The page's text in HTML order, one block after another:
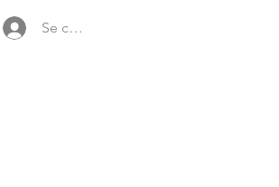
Se connecter